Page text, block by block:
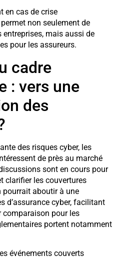
en cas de crise
non seulement de
entreprises, mais aussi de
pour les assureurs.
cadre
: vers une
des
des risques cyber, les
de près au marché
sont en cours pour
clarifier les couvertures
pourrait aboutir à une
d’assurance cyber, facilitant
comparaison pour les
portent notamment
événements couverts